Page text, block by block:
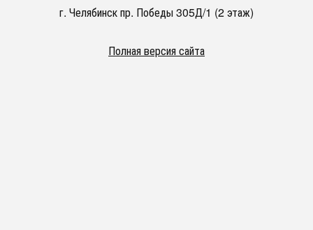
г. Челябинск пр. Победы 305Д/1 (2 этаж)
Полная версия сайта